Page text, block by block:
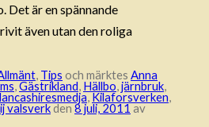
Det är en spännande
även utan den roliga
Tips och märktes Anna
,Gästrikland Hällbo järnbruk
,Kilaforsverken
valsverkden8 juli, 2011av